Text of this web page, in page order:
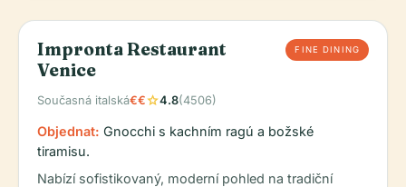
Impronta Restaurant
Venice
FINE DINING
Současná italská€€star4.8(4506)
Objednat: Gnocchi s kachním ragú a božské
tiramisu.
Nabízí sofistikovaný, moderní pohled na tradiční